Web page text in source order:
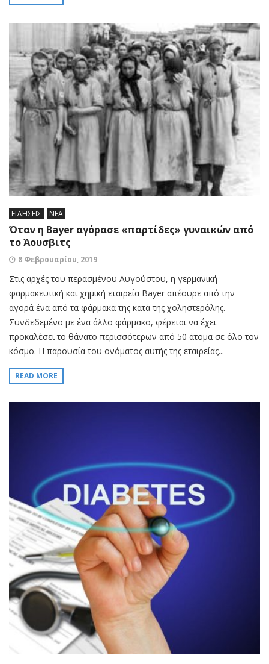
ΕΙΔΗΣΕΙΣ ΝΕΑ
Όταν η Bayer αγόρασε «παρτίδες» γυναικών από
το Άουσβιτς
8 Φεβρουαρίου, 2019
Στις αρχές του περασμένου Αυγούστου, η γερμανική
φαρμακευτική και χημική εταιρεία Bayer απέσυρε από την
αγορά ένα από τα φάρμακα της κατά της χοληστερόλης.
Συνδεδεμένο με ένα άλλο φάρμακο, φέρεται να έχει
προκαλέσει το θάνατο περισσότερων από 50 άτομα σε όλο τον
κόσμο. Η παρουσία του ονόματος αυτής της εταιρείας...
READ MORE